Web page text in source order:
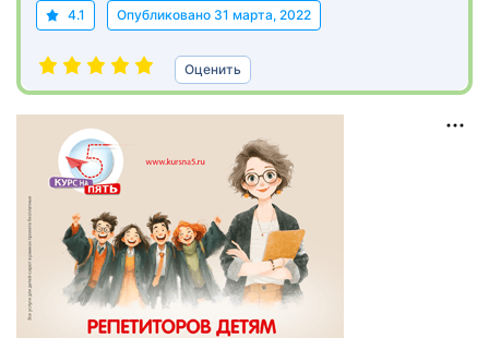
4.1 Опубликовано 31 марта, 2022
Оценить